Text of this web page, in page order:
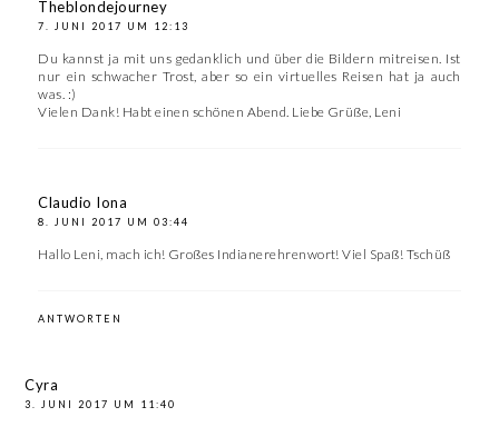
Theblondejourney
7. JUNI 2017 UM 12:13
Du kannst ja mit uns gedanklich und über die Bildern mitreisen. Ist
nur ein schwacher Trost, aber so ein virtuelles Reisen hat ja auch
was. :)
Vielen Dank! Habt einen schönen Abend. Liebe Grüße, Leni
Claudio Iona
8. JUNI 2017 UM 03:44
Hallo Leni, mach ich! Großes Indianerehrenwort! Viel Spaß! Tschüß
ANTWORTEN
Cyra
3. JUNI 2017 UM 11:40